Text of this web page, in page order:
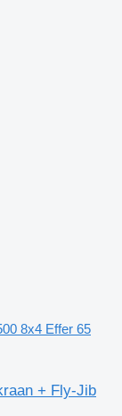
8x4 Effer 65
+ Fly-Jib